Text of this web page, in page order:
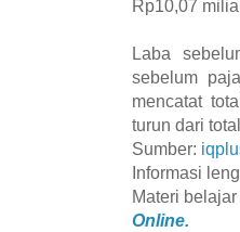
Rp10,07
Laba
sebelum
mencatat
turun dari
Sumber:
Informasi
Materi
Online.